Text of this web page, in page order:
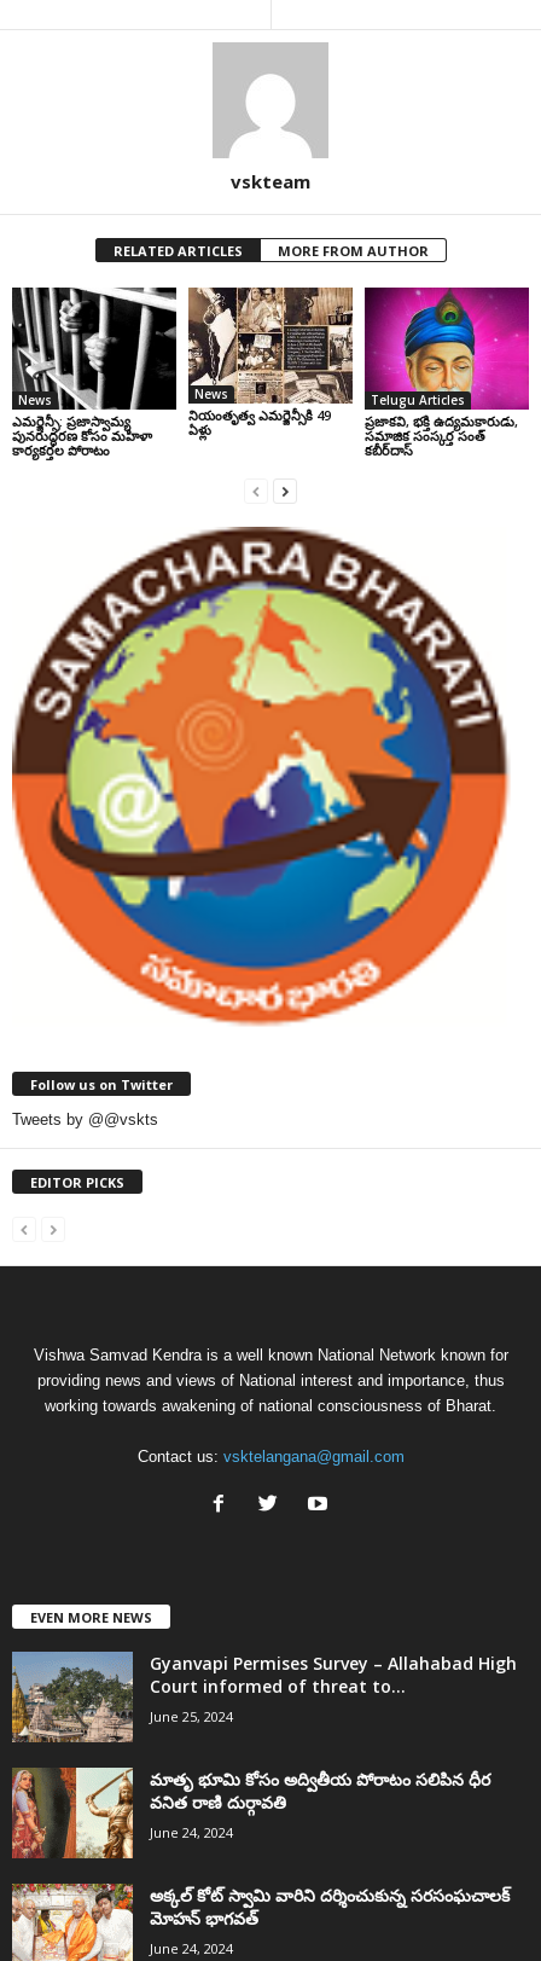
vskteam
RELATED ARTICLES MORE FROM AUTHOR
News
ఎమర్జెన్సీ: ప్రజాస్వామ్య
పునరుద్ధరణ కోసం మహిళా
కార్యకర్తల పోరాటం
News
నియంతృత్వ ఎమర్జెన్సీకి 49
ఏళ్లు
Telugu Articles
ప్రజాకవి, భక్తి ఉద్యమకారుడు,
సమాజిక సంస్కర్త సంత్‌
కబీర్‌దాస్‌
Follow us on Twitter
Tweets by @@vskts
EDITOR PICKS
Vishwa Samvad Kendra is a well known National Network known for
providing news and views of National interest and importance, thus
working towards awakening of national consciousness of Bharat.
Contact us: vsktelangana@gmail.com
EVEN MORE NEWS
Gyanvapi Permises Survey – Allahabad High
Court informed of threat to...
June 25, 2024
మాతృ భూమి కోసం అద్వితీయ పోరాటం సలిపిన ధీర
వనిత రాణి దుర్గావతి
June 24, 2024
అక్కల్‌ కోట్‌ స్వామి వారిని దర్శించుకున్న సరసంఘచాలక్
మోహన్ భాగవత్
June 24, 2024